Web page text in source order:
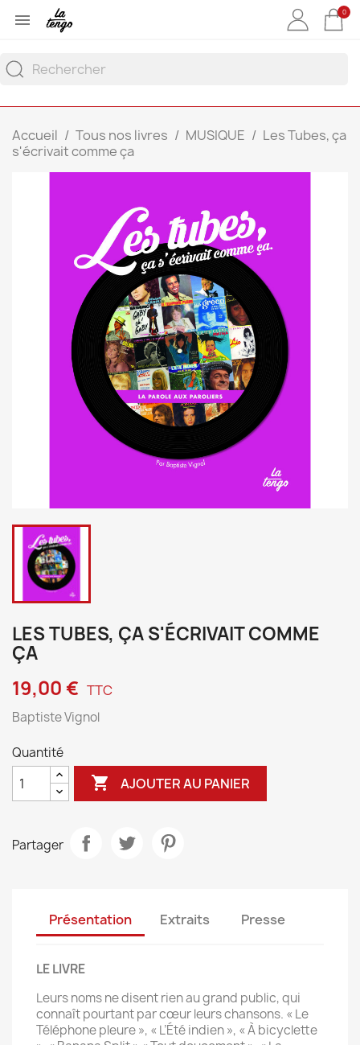
 0
Accueil Tous nos livres MUSIQUE
Les Tubes, ça
s'écrivait comme ça
LES TUBES, ÇA S'ÉCRIVAIT COMME
ÇA
19,00 € TTC
Baptiste Vignol
Quantité
 AJOUTER AU PANIER
Partager
Présentation Extraits Presse
LE LIVRE
Leurs noms ne disent rien au grand public, qui
connaît pourtant par cœur leurs chansons. « Le
Téléphone pleure », « L’Été indien », « À bicyclette